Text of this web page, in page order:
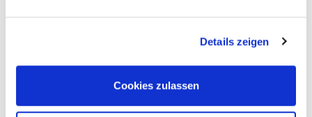
Details zeigen
Cookies zulassen